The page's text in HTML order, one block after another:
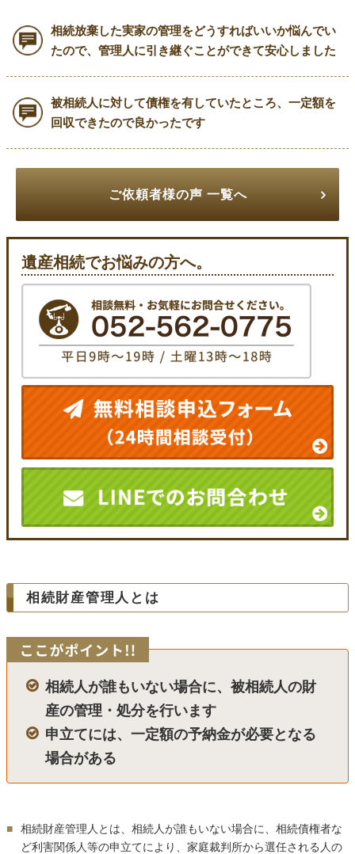
相続放棄した実家の管理をどうすればいいか悩んでい
たので、管理人に引き継ぐことができて安心しました
被相続人に対して債権を有していたところ、一定額を
回収できたので良かったです
ご依頼者様の声 一覧へ
遺産相続でお悩みの方へ。
相続財産管理人とは
相続人が誰もいない場合に、被相続人の財
産の管理・処分を行います
申立てには、一定額の予納金が必要となる
場合がある
相続財産管理人とは、相続人が誰もいない場合に、相続債権者な
ど利害関係人等の申立てにより、家庭裁判所から選任される人の